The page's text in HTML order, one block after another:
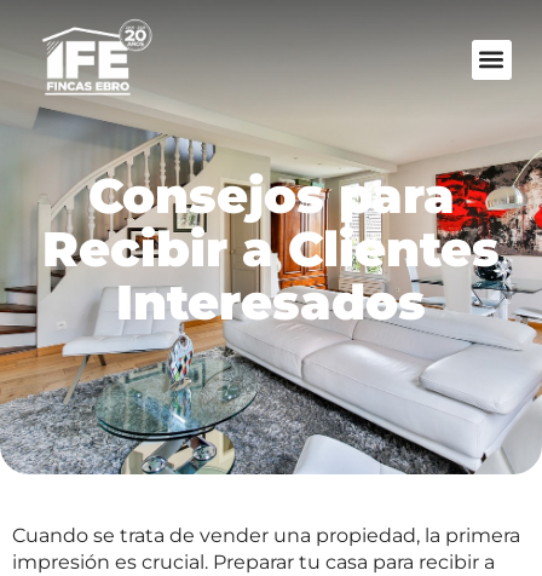
Consejos para
Recibir a Clientes
Interesados
Cuando se trata de vender una propiedad, la primera
impresión es crucial. Preparar tu casa para recibir a